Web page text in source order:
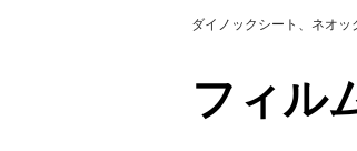
ダイノックシート、ネオ
フィル